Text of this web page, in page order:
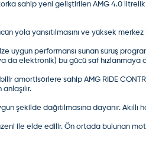
sahip yeni geliştirilen AMG 4.0
yola yansıtılmasını ve yüksek
performansı sunan sürüş
da elektronik) bu gücü saf hızlanmaya
amortisörlere sahip AMG RIDE
şekilde dağıtılmasına dayanır.
ile elde edilir. Ön ortada bulunan